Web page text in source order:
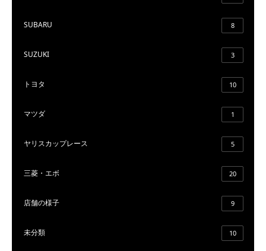
SUBARU 8
SUZUKI 3
トヨタ 10
マツダ 1
ヤリスカップレース 5
三菱・エボ 20
店舗の様子 9
未分類 10